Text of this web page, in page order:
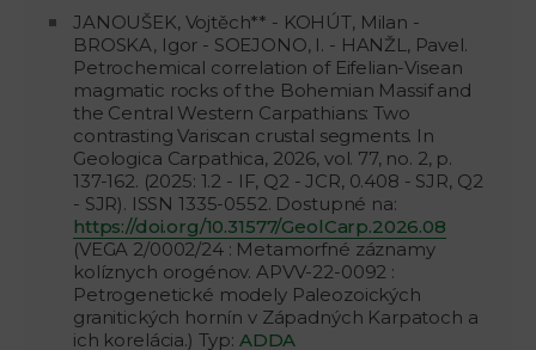
JANOUŠEK, Vojtěch** - KOHÚT, Milan -
BROSKA, Igor - SOEJONO, I. - HANŽL, Pavel.
Petrochemical correlation of Eifelian-Visean
magmatic rocks of the Bohemian Massif and
the Central Western Carpathians: Two
contrasting Variscan crustal segments. In
Geologica Carpathica, 2026, vol. 77, no. 2, p.
137-162. (2025: 1.2 - IF, Q2 - JCR, 0.408 - SJR, Q2
- SJR). ISSN 1335-0552. Dostupné na:
https://doi.org/10.31577/GeolCarp.2026.08
(VEGA 2/0002/24 : Metamorfné záznamy
kolíznych orogénov. APVV-22-0092 :
Petrogenetické modely Paleozoických
granitických hornín v Západných Karpatoch a
ich korelácia.) Typ: ADDA